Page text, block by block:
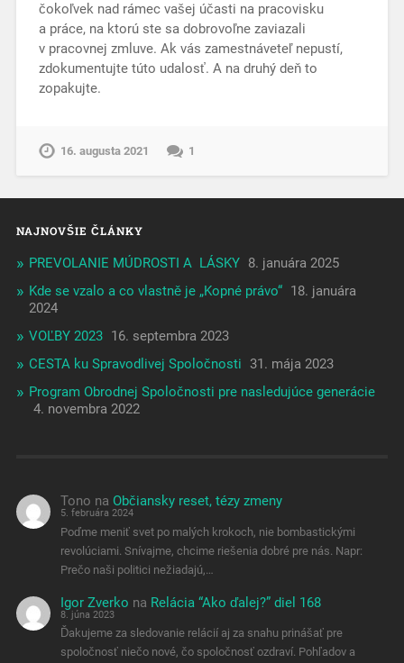
čokoľvek nad rámec vašej účasti na pracovisku
a práce, na ktorú ste sa dobrovoľne zaviazali
v pracovnej zmluve. Ak vás zamestnáveteľ nepustí,
zdokumentujte túto udalosť. A na druhý deň to
zopakujte.
16. augusta 2021 1
NAJNOVŠIE ČLÁNKY
PREVOLANIE MÚDROSTI A LÁSKY 8. januára 2025
Kde se vzalo a co vlastně je „Kopné právo“ 18. januára
2024
VOĽBY 2023 16. septembra 2023
CESTA ku Spravodlivej Spoločnosti 31. mája 2023
Program Obrodnej Spoločnosti pre nasledujúce generácie
4. novembra 2022
Tono na Občiansky reset, tézy zmeny
5. februára 2024
Poďme meniť svet po malých krokoch, nie bombastickými
revolúciami. Snívajme, chcime riešenia dobré pre nás. Napr:
Prečo naši politici nežiadajú,…
Igor Zverko na Relácia “Ako ďalej?” diel 168
8. júna 2023
Ďakujeme za sledovanie relácií aj za snahu prinášať pre
spoločnosť niečo nové, čo spoločnosť ozdraví. Pohľadov a